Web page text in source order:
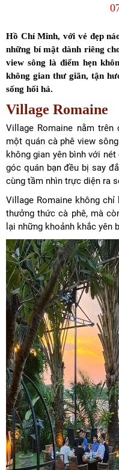
Hồ Chí Minh, với vẻ đẹp
những bí mật dành riêng
view sông là điểm hẹn
không gian thư giãn, tận
sống hối hả.
Village Romaine
Village Romaine nằm trên
một quán cà phê view
không gian yên bình với
góc quán bạn đều bị say
cùng tầm nhìn trực diện ra
Village Romaine không
thưởng thức cà phê, mà
lại những khoảnh khắc yên